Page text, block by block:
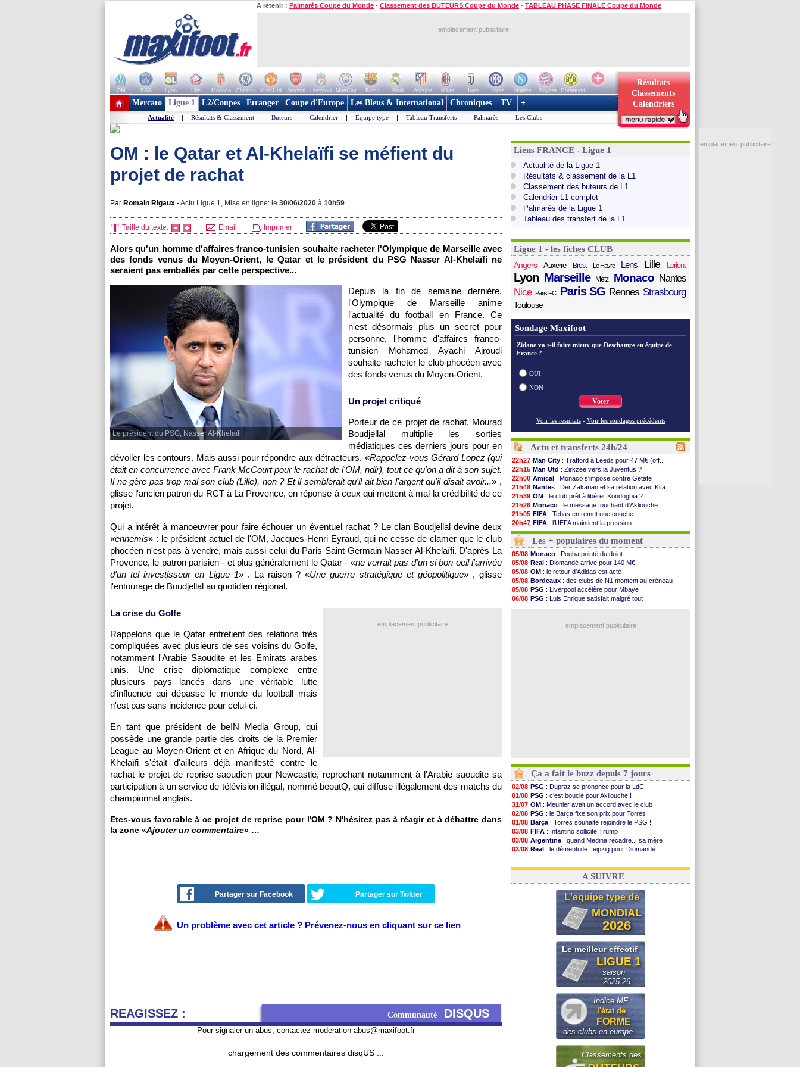
A retenir : Palmarès Coupe du Monde - Classement des BUTEURS Coupe du Monde - TABLEAU PHASE FINALE Coupe du Monde
emplacement publicitaire
OM PSG Lyon Lille Monaco Chelsea Man Utd Arsenal Liverpool ManCity Barca Real Atletico Milan Juve Inter Naples Bayern
Dortmund
+ de clubs
Résultats
Classements
Calendriers
Mercato Ligue 1 L2/Coupes Etranger Coupe d'Europe Les Bleus & International Chroniques TV +
Actualité | Résultats & Classement | Buteurs | Calendrier | Equipe type | Tableau Transferts | Palmarès | Les Clubs |
OM : le Qatar et Al-Khelaïfi se méfient du
projet de rachat
Par Romain Rigaux -Actu Ligue 1, Mise en ligne: le 30/06/2020 à 10h59
Taille du texte: Email Imprimer
Alors qu'un homme d'affaires franco-tunisien souhaite racheter l'Olympique de Marseille avec
des fonds venus du Moyen-Orient, le Qatar et le président du PSG Nasser Al-Khelaïfi ne
seraient pas emballés par cette perspective...
Le président du PSG, Nasser Al-Khelaïfi.
Depuis la fin de semaine dernière,
l'Olympique de Marseille anime
l'actualité du football en France. Ce
n'est désormais plus un secret pour
personne, l'homme d'affaires franco-
tunisien Mohamed Ayachi Ajroudi
souhaite racheter le club phocéen avec
des fonds venus du Moyen-Orient.
Un projet critiqué
Porteur de ce projet de rachat, Mourad
Boudjellal multiplie les sorties
médiatiques ces derniers jours pour en
dévoiler les contours. Mais aussi pour répondre aux détracteurs. «Rappelez-vous Gérard Lopez (qui
était en concurrence avec Frank McCourt pour le rachat de l'OM, ndlr), tout ce qu'on a dit à son sujet.
Il ne gère pas trop mal son club (Lille), non ? Et il semblerait qu'il ait bien l'argent qu'il disait avoir...» ,
glisse l'ancien patron du RCT à La Provence, en réponse à ceux qui mettent à mal la crédibilité de ce
projet.
Qui a intérêt à manoeuvrer pour faire échouer un éventuel rachat ? Le clan Boudjellal devine deux
«ennemis» : le président actuel de l'OM, Jacques-Henri Eyraud, qui ne cesse de clamer que le club
phocéen n'est pas à vendre, mais aussi celui du Paris Saint-Germain Nasser Al-Khelaïfi. D'après La
Provence, le patron parisien - et plus généralement le Qatar - «ne verrait pas d'un si bon oeil l'arrivée
d'un tel investisseur en Ligue 1» . La raison ? «Une guerre stratégique et géopolitique» , glisse
l'entourage de Boudjellal au quotidien régional.
emplacement publicitaire
La crise du Golfe
Rappelons que le Qatar entretient des relations très
compliquées avec plusieurs de ses voisins du Golfe,
notamment l'Arabie Saoudite et les Emirats arabes
unis. Une crise diplomatique complexe entre
plusieurs pays lancés dans une véritable lutte
d'influence qui dépasse le monde du football mais
n'est pas sans incidence pour celui-ci.
En tant que président de beIN Media Group, qui
possède une grande partie des droits de la Premier
League au Moyen-Orient et en Afrique du Nord, Al-
Khelaïfi s'était d'ailleurs déjà manifesté contre le
rachat le projet de reprise saoudien pour Newcastle, reprochant notamment à l'Arabie saoudite sa
participation à un service de télévision illégal, nommé beoutQ, qui diffuse illégalement des matchs du
championnat anglais.
Etes-vous favorable à ce projet de reprise pour l'OM ? N'hésitez pas à réagir et à débattre dans
la zone «Ajouter un commentaire» …
Partager sur Facebook Partager sur Twitter
Un problème avec cet article ? Prévenez-nous en cliquant sur ce lien
REAGISSEZ : Communauté DISQUS
Pour signaler un abus, contactez moderation-abus@maxifoot.fr
chargement des commentaires disqUS ...
Liens FRANCE - Ligue 1
Actualité de la Ligue 1
Résultats & classement de la L1
Classement des buteurs de L1
Calendrier L1 complet
Palmarès de la Ligue 1
Tableau des transfert de la L1
Ligue 1 - les fiches CLUB
Angers
Auxerre Brest Le Havre Lens Lille Lorient
Lyon Marseille Metz Monaco Nantes
Nice Paris FC Paris SG Rennes Strasbourg
Toulouse
Sondage Maxifoot
Zidane va t-il faire mieux que Deschamps en équipe de
France ?
OUI
NON
Voter
Voir les resultats - Voir les sondages précédents
Actu et transferts 24h/24
22h27 Man City : Trafford à Leeds pour 47 M€ (off...
22h15 Man Utd : Zirkzee vers la Juventus ?
22h00 Amical : Monaco s'impose contre Getafe
21h48 Nantes : Der Zakarian et sa relation avec Kita
21h39 OM : le club prêt à libérer Kondogbia ?
21h26 Monaco : le message touchant d'Akliouche
21h05 FIFA : Tebas en remet une couche
20h47 FIFA : l'UEFA maintient la pression
20h30 PSG: Tebas encense Luis Enrique
20h18
Real : Vinicius jusqu'en 2032 (officiel)
20h04 Lyon: Mangala va rejoindre Getafe
19h47
OM: une offre refusée pour Aguerd
19h34
Real : c'est confirmé pour Vinicius
19h14
Troyes : Junior Diaz jusqu'en 2030 (officiel)
19h06
PSG: Akliouche a signé (officiel)
18h50
OM : une offre pour Bulka
18h30
PSG : contrat signé pour Akliouche
: Palace a fait son offre pour Disasi
Les + populaires du moment
05/08 Monaco : Pogba pointé du doigt
05/08 Real : Diomandé arrive pour 140 M€ !
05/08 OM : le retour d'Adidas est acté
05/08 Bordeaux : des clubs de N1 montent au créneau
05/08 PSG : Liverpool accélère pour Mbaye
06/08 PSG : Luis Enrique satisfait malgré tout
emplacement publicitaire
Ça a fait le buzz depuis 7 jours
02/08 PSG : Dupraz se prononce pour la LdC
01/08 PSG : c'est bouclé pour Akliouche !
31/07 OM : Meunier avait un accord avec le club
02/08 PSG : le Barça fixe son prix pour Torres
01/08 Barça : Torres souhaite rejoindre le PSG !
03/08 FIFA : Infantino sollicite Trump
03/08 Argentine : quand Medina recadre... sa mère
03/08 Real : le démenti de Leipzig pour Diomandé
31/07 FIFA: le conseiller d'Infantino démissionne !
A SUIVRE
L'equipe type de
MONDIAL
2026
Le meilleur effectif
LIGUE 1
saison
2025-26
Indice MF :
l'état de
FORME
des clubs en europe
Classements des
emplacement publicitaire